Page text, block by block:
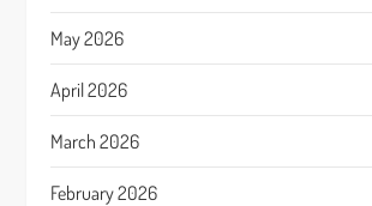
May 2026
April 2026
March 2026
February 2026